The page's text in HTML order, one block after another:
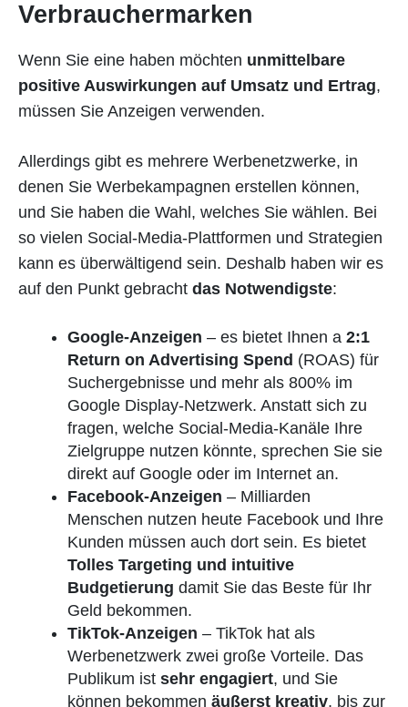
Verbrauchermarken
Wenn Sie eine haben möchten unmittelbare
positive Auswirkungen auf Umsatz und Ertrag,
müssen Sie Anzeigen verwenden.
Allerdings gibt es mehrere Werbenetzwerke, in
denen Sie Werbekampagnen erstellen können,
und Sie haben die Wahl, welches Sie wählen. Bei
so vielen Social-Media-Plattformen und Strategien
kann es überwältigend sein. Deshalb haben wir es
auf den Punkt gebracht das Notwendigste:
Google-Anzeigen – es bietet Ihnen a 2:1
Return on Advertising Spend (ROAS) für
Suchergebnisse und mehr als 800% im
Google Display-Netzwerk. Anstatt sich zu
fragen, welche Social-Media-Kanäle Ihre
Zielgruppe nutzen könnte, sprechen Sie sie
direkt auf Google oder im Internet an.
Facebook-Anzeigen – Milliarden
Menschen nutzen heute Facebook und Ihre
Kunden müssen auch dort sein. Es bietet
Tolles Targeting und intuitive
Budgetierung damit Sie das Beste für Ihr
Geld bekommen.
TikTok-Anzeigen – TikTok hat als
Werbenetzwerk zwei große Vorteile. Das
Publikum ist sehr engagiert, und Sie
können bekommen äußerst kreativ, bis zur